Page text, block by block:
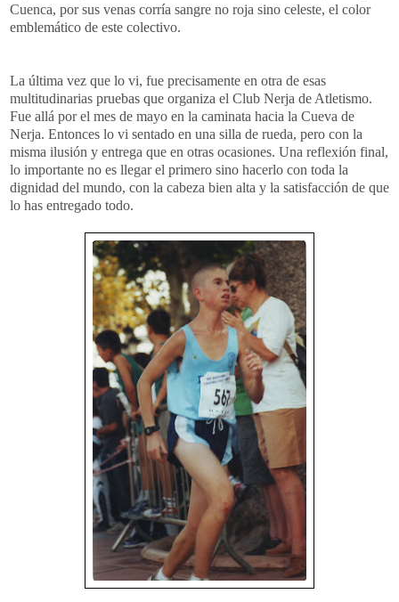
Cuenca, por sus venas corría sangre no roja sino celeste, el color
emblemático de este colectivo.
La última vez que lo vi, fue precisamente en otra de esas
multitudinarias pruebas que organiza el Club Nerja de Atletismo.
Fue allá por el mes de mayo en la caminata hacia la Cueva de
Nerja. Entonces lo vi sentado en una silla de rueda, pero con la
misma ilusión y entrega que en otras ocasiones. Una reflexión final,
lo importante no es llegar el primero sino hacerlo con toda la
dignidad del mundo, con la cabeza bien alta y la satisfacción de que
lo has entregado todo.